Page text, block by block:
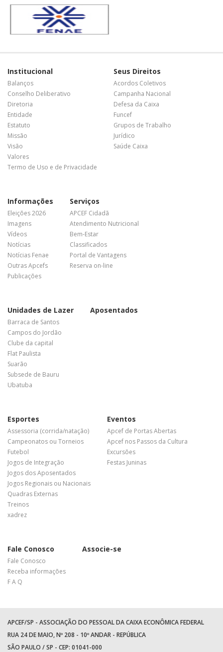
Institucional
Balanços
Conselho Deliberativo
Diretoria
Entidade
Estatuto
Missão
Visão
Valores
Termo de Uso e de Privacidade
Seus Direitos
Acordos Coletivos
Campanha Nacional
Defesa da Caixa
Funcef
Grupos de Trabalho
Jurídico
Saúde Caixa
Informações
Eleições 2026
Imagens
Vídeos
Notícias
Notícias Fenae
Outras Apcefs
Publicações
Serviços
APCEF Cidadã
Atendimento Nutricional
Bem-Estar
Classificados
Portal de Vantagens
Reserva on-line
Unidades de Lazer
Barraca de Santos
Campos do Jordão
Clube da capital
Flat Paulista
Suarão
Subsede de Bauru
Ubatuba
Aposentados
Esportes
Assessoria (corrida/natação)
Campeonatos ou Torneios
Futebol
Jogos de Integração
Jogos dos Aposentados
Jogos Regionais ou Nacionais
Quadras Externas
Treinos
xadrez
Eventos
Apcef de Portas Abertas
Apcef nos Passos da Cultura
Excursões
Festas Juninas
Fale Conosco
Fale Conosco
Receba informações
F A Q
Associe-se
APCEF/SP - ASSOCIAÇÃO DO PESSOAL DA CAIXA ECONÔMICA FEDERAL
RUA 24 DE MAIO, Nº 208 - 10º ANDAR - REPÚBLICA
SÃO PAULO / SP - CEP: 01041-000